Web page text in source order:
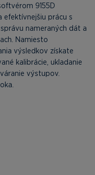
9155D
efektívnejšiu prácu s
nameraných dát a
Namiesto
výsledkov získate
kalibrácie, ukladanie
výstupov.